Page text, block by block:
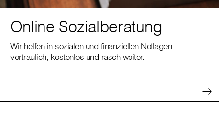
Online Sozialberatung
Wir helfen in sozialen und finanziellen Notlagen
vertraulich, kostenlos und rasch weiter.